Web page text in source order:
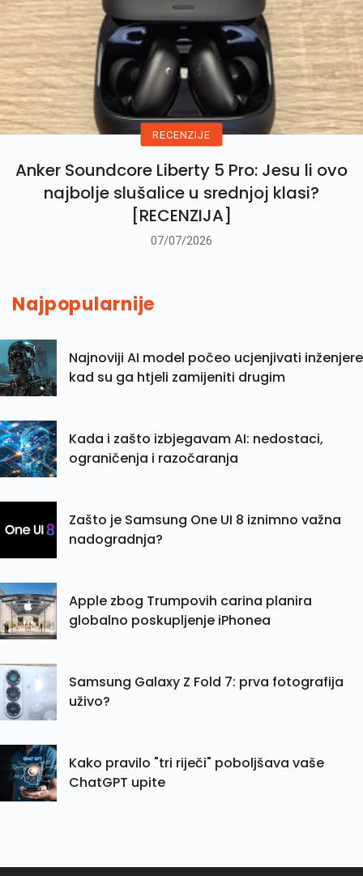
RECENZIJE
Anker Soundcore Liberty 5 Pro: Jesu li ovo
najbolje slušalice u srednjoj klasi?
[RECENZIJA]
07/07/2026
Najpopularnije
Najnoviji AI model počeo ucjenjivati inženjere
kad su ga htjeli zamijeniti drugim
Kada i zašto izbjegavam AI: nedostaci,
ograničenja i razočaranja
Zašto je Samsung One UI 8 iznimno važna
nadogradnja?
Apple zbog Trumpovih carina planira
globalno poskupljenje iPhonea
Samsung Galaxy Z Fold 7: prva fotografija
uživo?
Kako pravilo "tri riječi" poboljšava vaše
ChatGPT upite